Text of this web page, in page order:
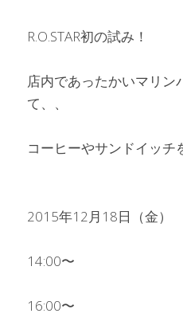
R.O.STAR初の試み！
店内であったかいマリン
て、、
コーヒーやサンドイッチ
2015年12月18日（金）
14:00〜
16:00〜